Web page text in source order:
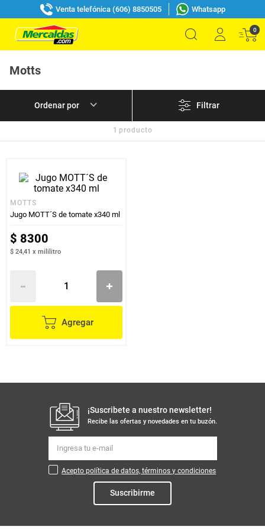
Venta telefónica (606) 8850505 Whatsapp
0
Motts
Filtrar
1 producto
MOTTS
Jugo MOTT´S de tomate x340 ml
$ 8300
$ 24,41 x mililitro
Agregar
¡Suscribete a nuestro newsletter!
Recibe las ofertas y novedades en tu buzón.
Acepto política de datos, términos y condiciones
Suscribirme